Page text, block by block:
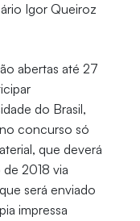
Igor Queiroz
abertas até 27
do Brasil,
concurso só
que deverá
2018 via
será enviado
impressa